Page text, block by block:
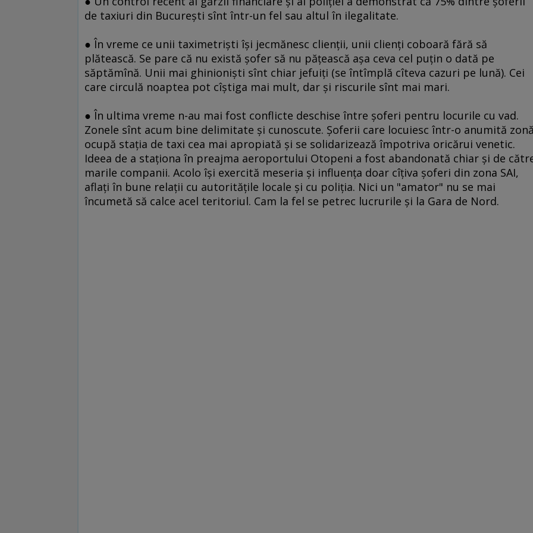
de taxiuri din Bucureşti sînt într-un fel sau altul în ilegalitate.
● În vreme ce unii taximetrişti îşi jecmănesc clienţii, unii clienţi coboară fără să
plătească. Se pare că nu există şofer să nu păţească aşa ceva cel puţin o dată pe
săptămînă. Unii mai ghinionişti sînt chiar jefuiţi (se întîmplă cîteva cazuri pe lună). Cei
care circulă noaptea pot cîştiga mai mult, dar şi riscurile sînt mai mari.
● În ultima vreme n-au mai fost conflicte deschise între şoferi pentru locurile cu vad.
Zonele sînt acum bine delimitate şi cunoscute. Şoferii care locuiesc într-o anumită
ocupă staţia de taxi cea mai apropiată şi se solidarizează împotriva oricărui venetic.
Ideea de a staţiona în preajma aeroportului Otopeni a fost abandonată chiar şi de
marile companii. Acolo îşi exercită meseria şi influenţa doar cîţiva şoferi din zona SAI,
aflaţi în bune relaţii cu autorităţile locale şi cu poliţia. Nici un "amator" nu se mai
încumetă să calce acel teritoriul. Cam la fel se petrec lucrurile şi la Gara de Nord.